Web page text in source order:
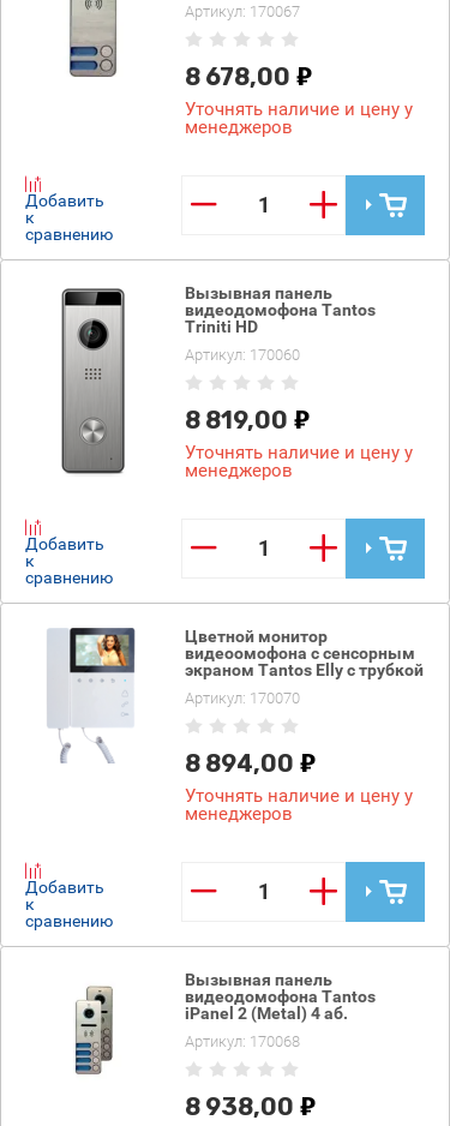
Артикул: 170067
8 678,00
Уточнять наличие и цену у
менеджеров
− +
Добавить
к
сравнению
Вызывная панель
видеодомофона Tantos
Triniti HD
Артикул: 170060
8 819,00
Уточнять наличие и цену у
менеджеров
− +
Добавить
к
сравнению
Цветной монитор
видеоомофона с сенсорным
экраном Tantos Elly с трубкой
Артикул: 170070
8 894,00
Уточнять наличие и цену у
менеджеров
− +
Добавить
к
сравнению
Вызывная панель
видеодомофона Tantos
iPanel 2 (Metal) 4 аб.
Артикул: 170068
8 938,00